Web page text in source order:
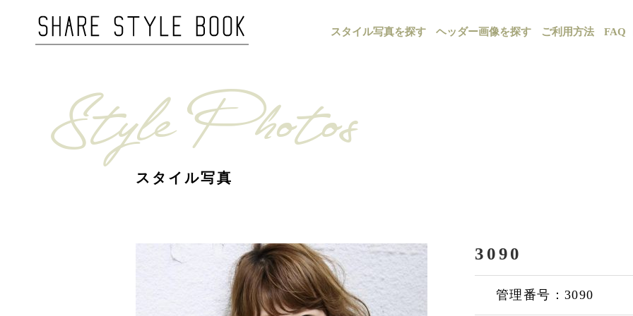
Style Photos
スタイル写真
3090
管理番号：3090
スタイル写真を探す ヘッダー画像を探す ご利用方法 FAQ